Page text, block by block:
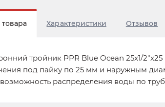
Характеристики Отзывов
тройник PPR Blue Ocean 25х1/
под пайку по 25 мм и наружным
распределения воды по